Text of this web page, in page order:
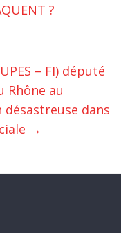
?
– FI) député
Rhône au
dans
→